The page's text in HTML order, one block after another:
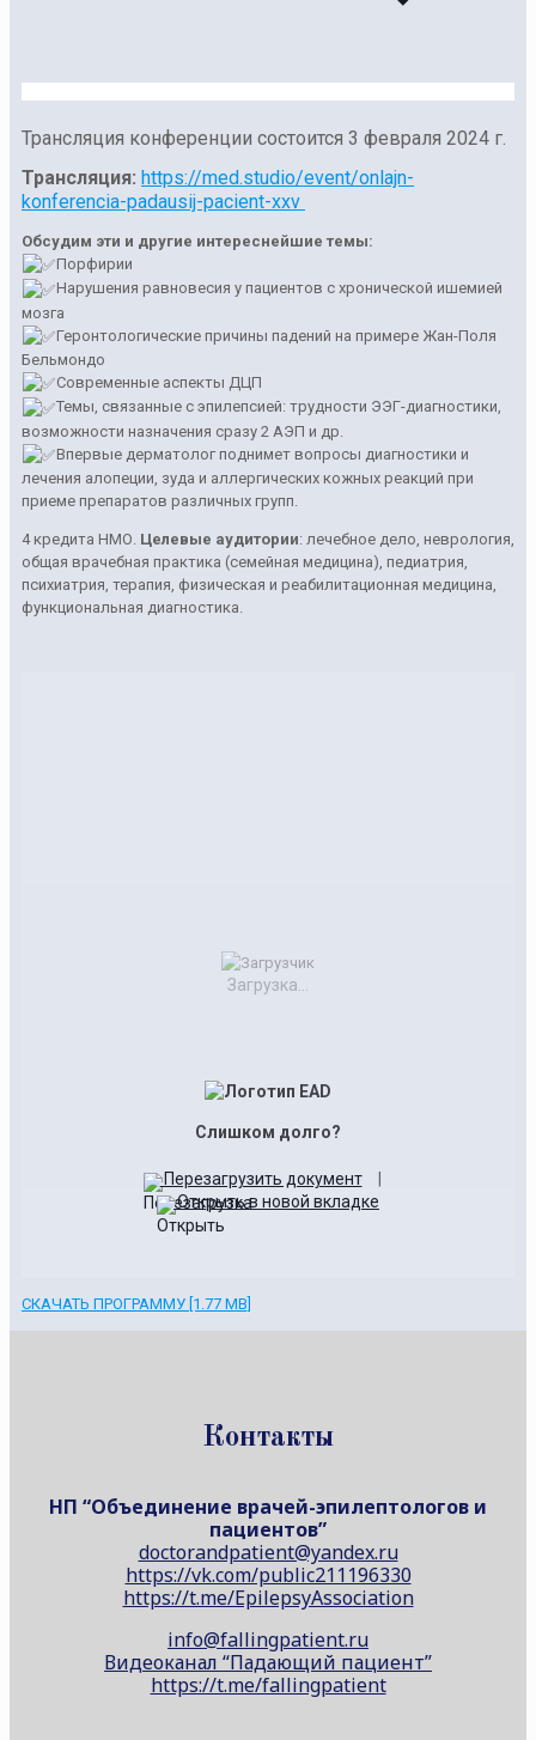
Трансляция конференции состоится 3 февраля 2024 г.
Трансляция: https://med.studio/event/onlajn-
konferencia-padausij-pacient-xxv
Обсудим эти и другие интереснейшие темы:
Порфирии
Нарушения равновесия у пациентов с хронической ишемией
мозга
Геронтологические причины падений на примере Жан-Поля
Бельмондо
Современные аспекты ДЦП
Темы, связанные с эпилепсией: трудности ЭЭГ-диагностики,
возможности назначения сразу 2 АЭП и др.
Впервые дерматолог поднимет вопросы диагностики и
лечения алопеции, зуда и аллергических кожных реакций при
приеме препаратов различных групп.
4 кредита НМО. Целевые аудитории: лечебное дело, неврология,
общая врачебная практика (семейная медицина), педиатрия,
психиатрия, терапия, физическая и реабилитационная медицина,
функциональная диагностика.
Загрузка...
Слишком долго?
Перезагрузить документ
Открыть в новой вкладке
СКАЧАТЬ ПРОГРАММУ [1.77 MB]
Контакты
НП “Объединение врачей-эпилептологов и
пациентов”
doctorandpatient@yandex.ru
https://vk.com/public211196330
https://t.me/EpilepsyAssociation
info@fallingpatient.ru
Видеоканал “Падающий пациент”
https://t.me/fallingpatient